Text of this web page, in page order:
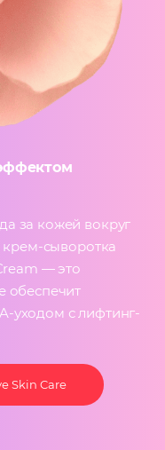
за кожей вокруг
крем-сыворотка
— это
обеспечит
уходом с лифтинг-
Skin Care